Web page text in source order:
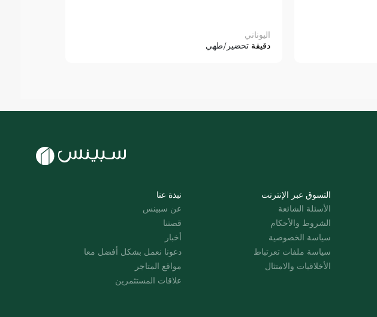
اليوناني
دقيقة تحضير/طهي
نبذة عنا
عن سبينس
قصتنا
أخبار
دعونا نعمل بشكل أفضل معا
مواقع المتاجر
علاقات المستثمرين
التسوق عبر الإنترنت
الأسئلة الشائعة
الشروط والأحكام
سياسة الخصوصية
سياسة ملفات تعرتباط
الأخلاقيات والامتثال